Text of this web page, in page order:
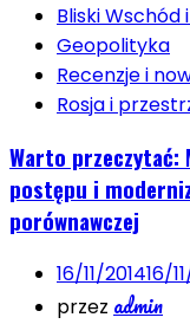
Bliski Wschód
Geopolityka
Recenzje i
Rosja i
Warto przeczytać:
postępu i
porównawczej
16/11/201416/
przez admin